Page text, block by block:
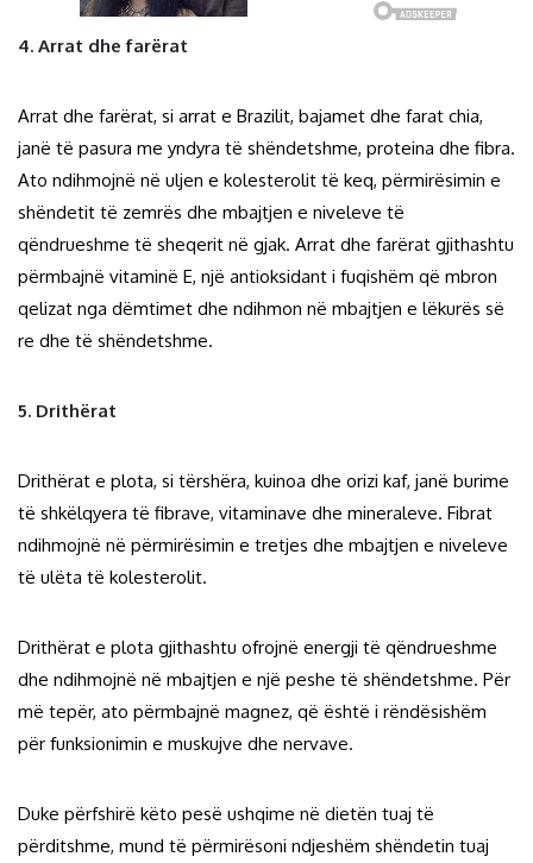
4. Arrat dhe farërat
Arrat dhe farërat, si arrat e Brazilit, bajamet dhe farat chia,
janë të pasura me yndyra të shëndetshme, proteina dhe fibra.
Ato ndihmojnë në uljen e kolesterolit të keq, përmirësimin e
shëndetit të zemrës dhe mbajtjen e niveleve të
qëndrueshme të sheqerit në gjak. Arrat dhe farërat gjithashtu
përmbajnë vitaminë E, një antioksidant i fuqishëm që mbron
qelizat nga dëmtimet dhe ndihmon në mbajtjen e lëkurës së
re dhe të shëndetshme.
5. Drithërat
Drithërat e plota, si tërshëra, kuinoa dhe orizi kaf, janë burime
të shkëlqyera të fibrave, vitaminave dhe mineraleve. Fibrat
ndihmojnë në përmirësimin e tretjes dhe mbajtjen e niveleve
të ulëta të kolesterolit.
Drithërat e plota gjithashtu ofrojnë energji të qëndrueshme
dhe ndihmojnë në mbajtjen e një peshe të shëndetshme. Për
më tepër, ato përmbajnë magnez, që është i rëndësishëm
për funksionimin e muskujve dhe nervave.
Duke përfshirë këto pesë ushqime në dietën tuaj të
përditshme, mund të përmirësoni ndjeshëm shëndetin tuaj